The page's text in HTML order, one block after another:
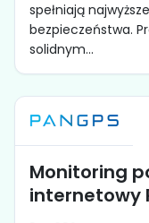
spełniają
bezpieczeństwa.
solidnym...
Monitoring
internetowy